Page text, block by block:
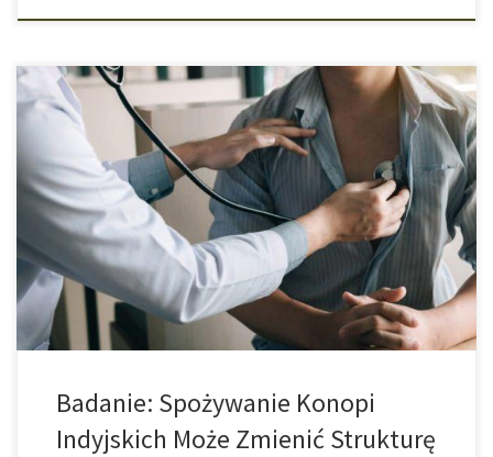
Według nowych badań, regularne używanie konopi indyjskich
może zmienić strukturę serca i osłabić jego funkcję. Naukowcy z
Queen Mary University w Londynie przeanalizowali obrazy
rezonansu magnetycznego, który wykonano 3407 osobom.
Znaleźli oni związek między regularnym używaniem konopi a
zmienioną strukturą serca. Zmiany te dotyczyły lewej komory
(głównej komory pracy serca), […]
Badanie: Spożywanie Konopi
Indyjskich Może Zmienić Strukturę